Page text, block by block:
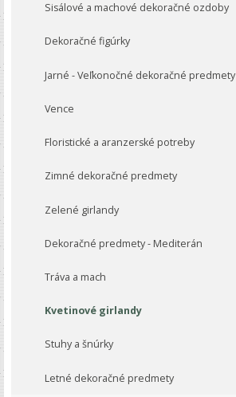
Sisálové a machové dekoračné ozdoby
Dekoračné figúrky
Jarné - Veľkonočné dekoračné predmety
Vence
Floristické a aranzerské potreby
Zimné dekoračné predmety
Zelené girlandy
Dekoračné predmety - Mediterán
Tráva a mach
Kvetinové girlandy
Stuhy a šnúrky
Letné dekoračné predmety